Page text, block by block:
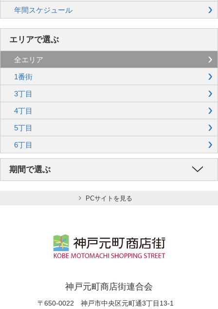
年間スケジュール
エリアで選ぶ
全エリア
1番街
3丁目
4丁目
5丁目
6丁目
期間で選ぶ
PCサイトを見る
神戸元町商店街連合会
〒650-0022 神戸市中央区元町通3丁目13-1